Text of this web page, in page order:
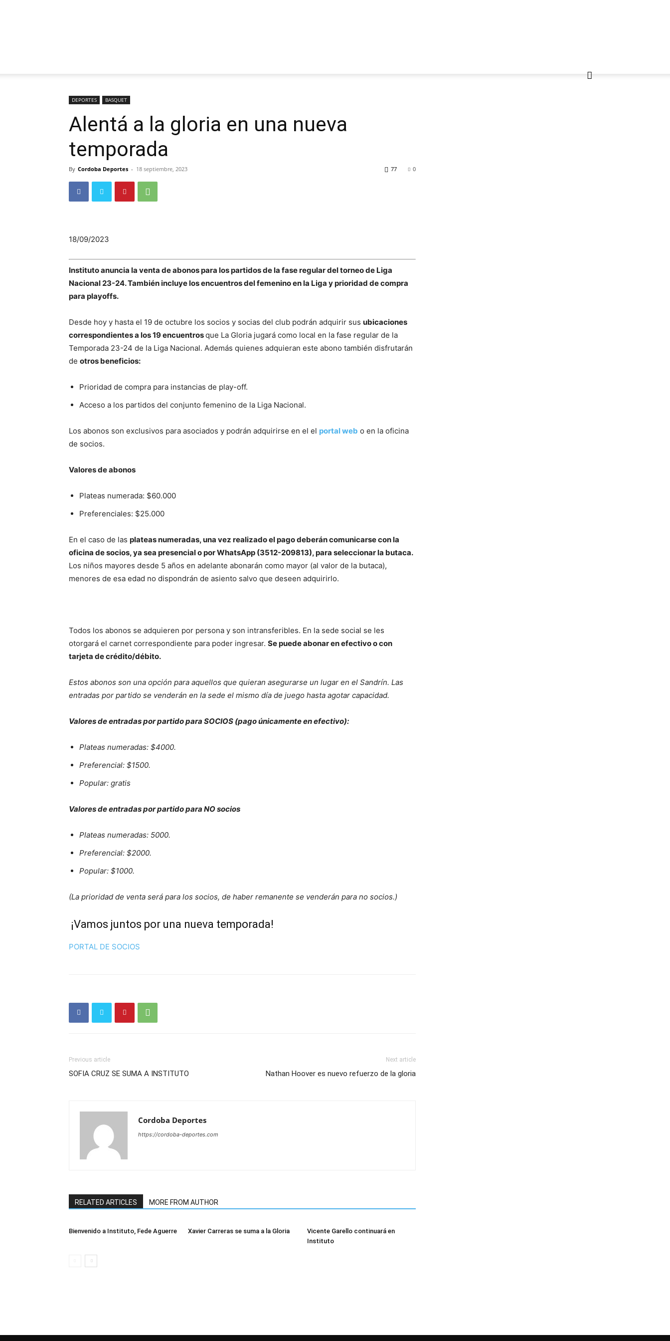
DEPORTES BASQUET
Alentá a la gloria en una nueva
temporada
By Cordoba Deportes - 18 septiembre, 2023 0
77
18/09/2023
Instituto anuncia la venta de abonos para los partidos de la fase regular del torneo de Liga
Nacional 23-24. También incluye los encuentros del femenino en la Liga y prioridad de compra
para playoffs.
Desde hoy y hasta el 19 de octubre los socios y socias del club podrán adquirir sus ubicaciones
correspondientes a los 19 encuentrosque La Gloria jugará como local en la fase regular de la
Temporada 23-24 de la Liga Nacional. Además quienes adquieran este abono también disfrutarán
de otros beneficios:
Prioridad de compra para instancias de play-off.
Acceso a los partidos del conjunto femenino de la Liga Nacional.
Los abonos son exclusivos para asociados y podrán adquirirse en el el portal web o en la oficina
de socios.
Valores de abonos
Plateas numerada: $60.000
Preferenciales: $25.000
En el caso de las plateas numeradas, una vez realizado el pago deberán comunicarse con la
oficina de socios, ya sea presencial o por WhatsApp (3512-209813), para seleccionar la butaca.
Los niños mayores desde 5 años en adelante abonarán como mayor (al valor de la butaca),
menores de esa edad no dispondrán de asiento salvo que deseen adquirirlo.
Todos los abonos se adquieren por persona y son intransferibles. En la sede social se les
otorgará el carnet correspondiente para poder ingresar. Se puede abonar en efectivo o con
tarjeta de crédito/débito.
Estos abonos son una opción para aquellos que quieran asegurarse un lugar en el Sandrín. Las
entradas por partido se venderán en la sede el mismo día de juego hasta agotar capacidad.
Valores de entradas por partido para SOCIOS (pago únicamente en efectivo):
Plateas numeradas: $4000.
Preferencial: $1500.
Popular: gratis
Valores de entradas por partido para NO socios
Plateas numeradas: 5000.
Preferencial: $2000.
Popular: $1000.
(La prioridad de venta será para los socios, de haber remanente se venderán para no socios.)
¡Vamos juntos por una nueva temporada!
PORTAL DE SOCIOS
Previous article
SOFIA CRUZ SE SUMA A INSTITUTO
Next article
Nathan Hoover es nuevo refuerzo de la gloria
Cordoba Deportes
https://cordoba-deportes.com
RELATED ARTICLES MORE FROM AUTHOR
Bienvenido a Instituto, Fede Aguerre Xavier Carreras se suma a la Gloria
Vicente Garello continuará en
Instituto